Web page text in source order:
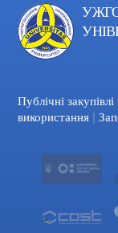
Публічні закупівлі
використання |